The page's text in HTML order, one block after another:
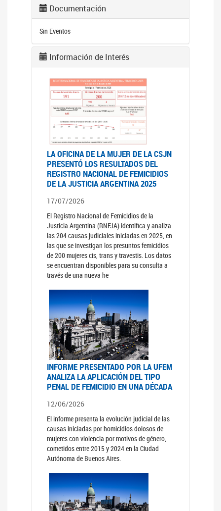
Documentación
Sin Eventos
Información de Interés
LA OFICINA DE LA MUJER DE LA CSJN
PRESENTÓ LOS RESULTADOS DEL
REGISTRO NACIONAL DE FEMICIDIOS
DE LA JUSTICIA ARGENTINA 2025
17/07/2026
El Registro Nacional de Femicidios de la
Justicia Argentina (RNFJA) identifica y analiza
las 204 causas judiciales iniciadas en 2025, en
las que se investigan los presuntos femicidios
de 200 mujeres cis, trans y travestis. Los datos
se encuentran disponibles para su consulta a
través de una nueva he
INFORME PRESENTADO POR LA UFEM
ANALIZA LA APLICACIÓN DEL TIPO
PENAL DE FEMICIDIO EN UNA DÉCADA
12/06/2026
El informe presenta la evolución judicial de las
causas iniciadas por homicidios dolosos de
mujeres con violencia por motivos de género,
cometidos entre 2015 y 2024 en la Ciudad
Autónoma de Buenos Aires.